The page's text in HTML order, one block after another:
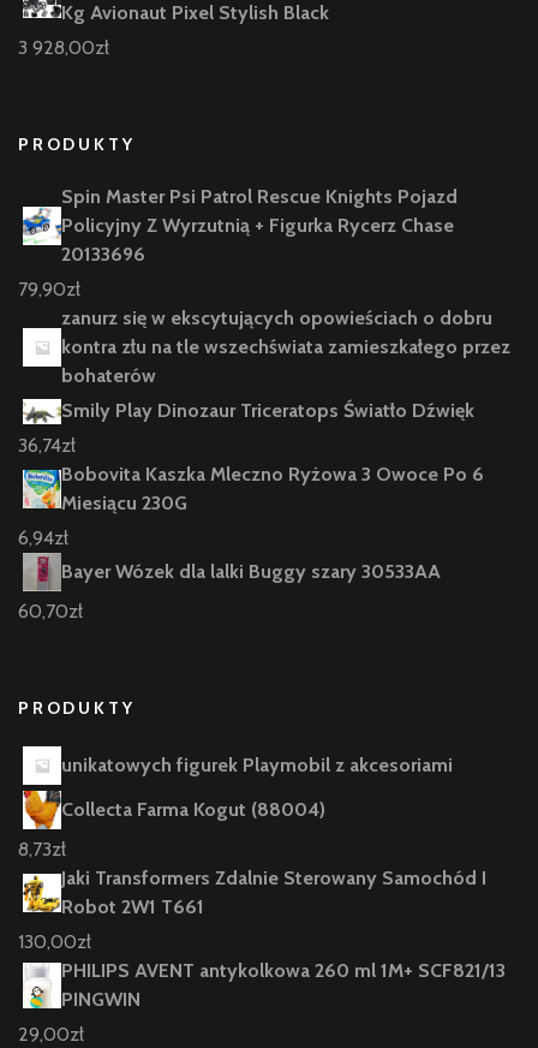
Kg Avionaut Pixel Stylish Black
3 928,00zł
PRODUKTY
Spin Master Psi Patrol Rescue Knights Pojazd
Policyjny Z Wyrzutnią + Figurka Rycerz Chase
20133696
79,90zł
zanurz się w ekscytujących opowieściach o dobru
kontra złu na tle wszechświata zamieszkałego przez
bohaterów
Smily Play Dinozaur Triceratops Światło Dźwięk
36,74zł
Bobovita Kaszka Mleczno Ryżowa 3 Owoce Po 6
Miesiącu 230G
6,94zł
Bayer Wózek dla lalki Buggy szary 30533AA
60,70zł
PRODUKTY
unikatowych figurek Playmobil z akcesoriami
Collecta Farma Kogut (88004)
8,73zł
Jaki Transformers Zdalnie Sterowany Samochód I
Robot 2W1 T661
130,00zł
PHILIPS AVENT antykolkowa 260 ml 1M+ SCF821/13
PINGWIN
29,00zł